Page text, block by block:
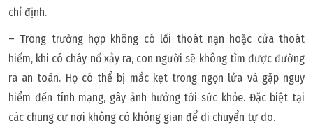
chỉ định.
– Trong trường hợp không có lối thoát nạn hoặc cửa thoát
hiểm, khi có cháy nổ xảy ra, con người sẽ không tìm được đường
ra an toàn. Họ có thể bị mắc kẹt trong ngọn lửa và gặp nguy
hiểm đến tính mạng, gây ảnh hưởng tới sức khỏe. Đặc biệt tại
các chung cư nơi không có không gian để di chuyển tự do.